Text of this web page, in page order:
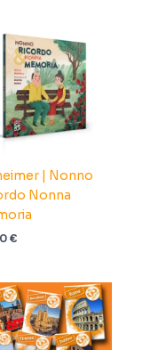
| Nonno
Nonna
€